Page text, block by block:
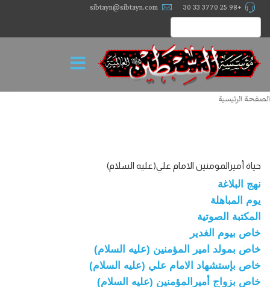
+98 25 3770 33 30
sibtayn@sibtayn.com
الصفحة الرئيسية
حياة أميرالمومنين الامام علي(عليه السلام)
نهج البلاغة
يوم المباهلة
المكتبة الصوتية
خاص بيوم الغدير
خاص بمولد امير المؤمنين (عليه السلام)
خاص بإستشهاد الامام علي (عليه السلام)
خاص بزواج أميرالمؤمنين (عليه السلام)